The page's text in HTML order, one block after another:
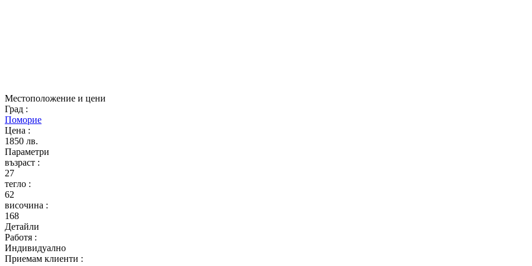
Местоположение и цени
Град :
Поморие
Цена :
1850 лв.
Параметри
възраст :
27
тегло :
62
височина :
168
Детайли
Работя :
Индивидуално
Приемам клиенти :